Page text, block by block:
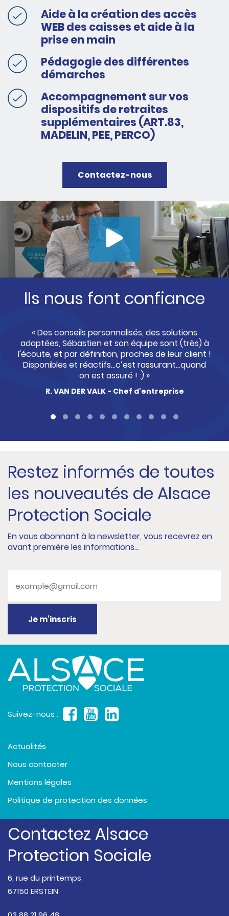
Aide à la création des accès
WEB des caisses et aide à la
prise en main
Pédagogie des différentes
démarches
Accompagnement sur vos
dispositifs de retraites
supplémentaires (ART.83,
MADELIN, PEE, PERCO)
Contactez-nous
Ils nous font confiance
« Des conseils personnalisés, des solutions
adaptées, Sébastien et son équipe sont (très) à
l'écoute, et par définition, proches de leur client !
Disponibles et réactifs...c’est rassurant...quand
on est assuré ! :) »
R. VAN DER VALK - Chef d'entreprise
B. CHABOT – Informaticien – Gérant
M. SCHWOB – Assistante podologue
E. ROHMER – Ingénieur informatique – salarié
A. LENEVEU – Fonctionnaire
F. JURD – Publicitaire – Gérant
M. WINE – Informatique – Gérant
M. IVENEL – Immobilier – gérante
D. ZERR – Commerce de gros – Dirigeant
C. WIANNI – Infirmière libérale
C. SCHISSELE – Chirurgien dentiste – libérale
Restez informés de toutes
les nouveautés de Alsace
Protection Sociale
En vous abonnant à la newsletter, vous recevrez en
avant première les informations...
Suivez-nous :
Actualités
Nous contacter
Mentions légales
Politique de protection des données
Contactez Alsace
Protection Sociale
6, rue du printemps
67150 ERSTEIN